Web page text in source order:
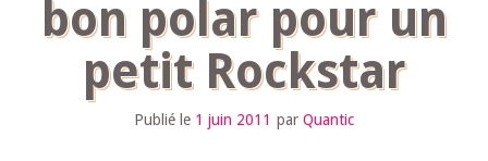
bon polar pour un
petit Rockstar
Publié le 1 juin 2011 par Quantic